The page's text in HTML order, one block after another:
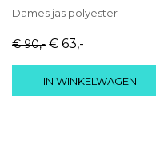
Dames jas polyester
€ 90,- € 63,-
IN WINKELWAGEN